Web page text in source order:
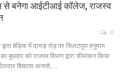
से बनेगा आईटीआई कॉलेज, राजस्व
0
बेड़िया में दाभड़ रोड़ पर सिलटपूरा हनुमान
को राजस्व विभाग द्वारा सीमांकन किया
शिवराम कनासे,…